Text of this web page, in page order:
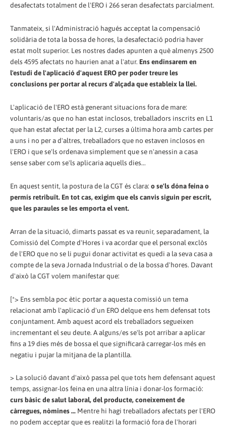
desafectats totalment de l'ERO i 266 seran desafectats parcialment.
Tanmateix, si l'Administració hagués acceptat la compensació
solidària de tota la bossa de hores, la desafectació podria haver
estat molt superior. Les nostres dades apunten a què almenys 2500
dels 4595 afectats no haurien anat a l'atur. Ens endinsarem en
l'estudi de l'aplicació d'aquest ERO per poder treure les
conclusions per portar al recurs d'alçada que estableix la llei.
L'aplicació de l'ERO està generant situacions fora de mare:
voluntaris/as que no han estat inclosos, treballadors inscrits en L1
que han estat afectat per la L2, curses a última hora amb cartes per
a uns i no per a d'altres, treballadors que no estaven inclosos en
l'ERO i que se'ls ordenava simplement que se n'anessin a casa
sense saber com se'ls aplicaria aquells dies...
En aquest sentit, la postura de la CGT és clara: o se'ls dóna feina o
permís retribuït. En tot cas, exigim que els canvis siguin per escrit,
que les paraules se les emporta el vent.
Arran de la situació, dimarts passat es va reunir, separadament, la
Comissió del Compte d'Hores i va acordar que el personal exclòs
de l'ERO que no se li pugui donar activitat es quedi a la seva casa a
compte de la seva Jornada Industrial o de la bossa d'hores. Davant
d'això la CGT volem manifestar que:
[*> Ens sembla poc ètic portar a aquesta comissió un tema
relacionat amb l'aplicació d'un ERO delque ens hem defensat tots
conjuntament. Amb aquest acord els treballadors segueixen
incrementant el seu deute. A alguns/es se'ls pot arribar a aplicar
fins a 19 dies més de bossa el que significarà carregar-los més en
negatiu i pujar la mitjana de la plantilla.
> La solució davant d'això passa pel que tots hem defensant aquest
temps, assignar-los feina en una altra línia i donar-los formació:
curs bàsic de salut laboral, del producte, coneixement de
càrregues, nòmines ... Mentre hi hagi treballadors afectats per l'ERO
no podem acceptar que es realitzi la formació fora de l'horari